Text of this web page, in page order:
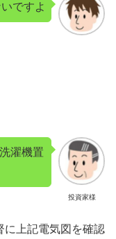
ですよ
投資家様
濯機置
に上記電気図を確認